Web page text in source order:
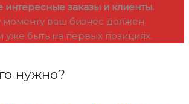
интересные заказы и клиенты.
моменту ваш бизнес должен
уже быть на первых позициях.
нужно?